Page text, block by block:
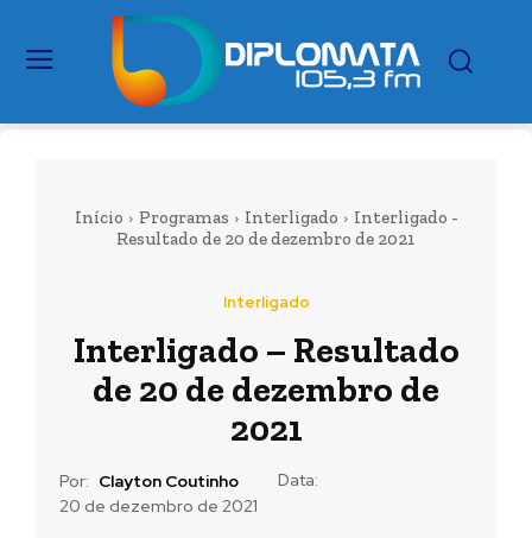
Início Programas Interligado
Interligado -
Resultado de 20 de dezembro de 2021
Interligado
Interligado – Resultado
de 20 de dezembro de
2021
Por: Clayton Coutinho
Data:
20 de dezembro de 2021